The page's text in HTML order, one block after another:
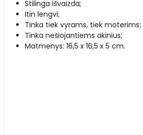
Stilinga išvaizda;
Itin lengvi;
Tinka tiek vyrams, tiek moterims;
Tinka nešiojantiems akinius;
Matmenys: 16,5 x 16,5 x 5 cm.